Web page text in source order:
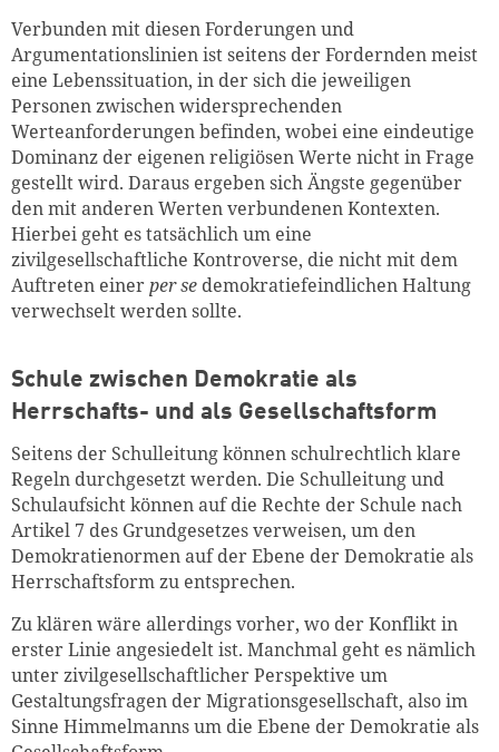
Verbunden mit diesen Forderungen und
Argumentationslinien ist seitens der Fordernden meist
eine Lebenssituation, in der sich die jeweiligen
Personen zwischen widersprechenden
Werteanforderungen befinden, wobei eine eindeutige
Dominanz der eigenen religiösen Werte nicht in Frage
gestellt wird. Daraus ergeben sich Ängste gegenüber
den mit anderen Werten verbundenen Kontexten.
Hierbei geht es tatsächlich um eine
zivilgesellschaftliche Kontroverse, die nicht mit dem
Auftreten einerper se demokratiefeindlichen Haltung
verwechselt werden sollte.
Schule zwischen Demokratie als
Herrschafts- und als Gesellschaftsform
Seitens der Schulleitung können schulrechtlich klare
Regeln durchgesetzt werden. Die Schulleitung und
Schulaufsicht können auf die Rechte der Schule nach
Artikel 7 des Grundgesetzes verweisen, um den
Demokratienormen auf der Ebene der Demokratie als
Herrschaftsform zu entsprechen.
Zu klären wäre allerdings vorher, wo der Konflikt in
erster Linie angesiedelt ist. Manchmal geht es nämlich
unter zivilgesellschaftlicher Perspektive um
Gestaltungsfragen der Migrationsgesellschaft, also im
Sinne Himmelmanns um die Ebene der Demokratie als